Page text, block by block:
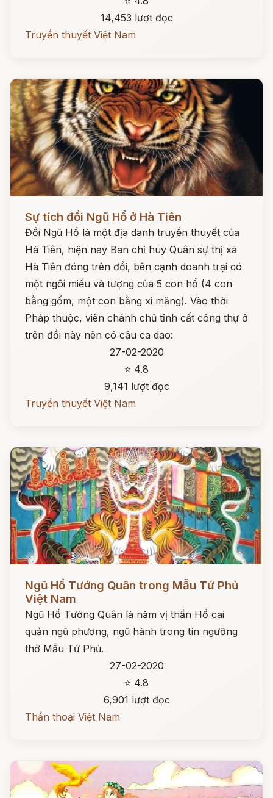
14,453 lượt đọc
Truyền thuyết Việt Nam
Sự tích đồi Ngũ Hổ ở Hà Tiên
Đồi Ngũ Hổ là một địa danh truyền thuyết của
Hà Tiên, hiện nay Ban chỉ huy Quân sự thị xã
Hà Tiên đóng trên đồi, bên cạnh doanh trại có
một ngôi miếu và tượng của 5 con hổ (4 con
bằng gốm, một con bằng xi măng). Vào thời
Pháp thuộc, viên chánh chủ tỉnh cất công thự ở
trên đồi này nên có câu ca dao:
27-02-2020
⭐ 4.8
9,141 lượt đọc
Truyền thuyết Việt Nam
Ngũ Hổ Tướng Quân trong Mẫu Tứ Phủ
Việt Nam
Ngũ Hổ Tướng Quân là năm vị thần Hổ cai
quản ngũ phương, ngũ hành trong tín ngưỡng
thờ Mẫu Tứ Phủ.
27-02-2020
⭐ 4.8
6,901 lượt đọc
Thần thoại Việt Nam